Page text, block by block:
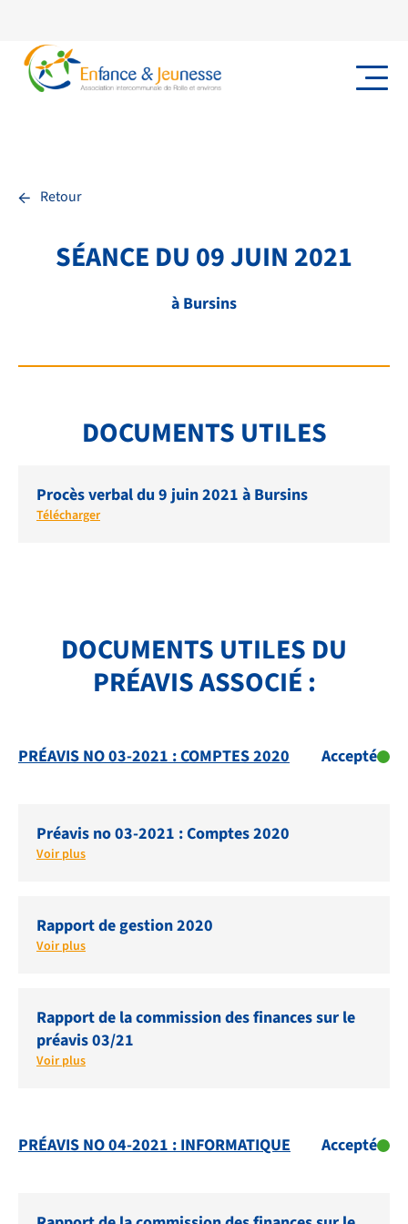
NOS PRESTATIONS
BIBLIOTHÈQUE
← Retour
SÉANCE DU 09 JUIN 2021
à Bursins
DOCUMENTS UTILES
Procès verbal du 9 juin 2021 à Bursins
Télécharger
DOCUMENTS UTILES DU
PRÉAVIS ASSOCIÉ :
PRÉAVIS NO 03-2021 : COMPTES 2020 Accepté
Préavis no 03-2021 : Comptes 2020
Voir plus
Rapport de gestion 2020
Voir plus
Rapport de la commission des finances sur le
préavis 03/21
Voir plus
PRÉAVIS NO 04-2021 : INFORMATIQUE Accepté